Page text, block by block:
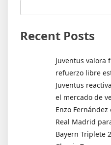
Recent Posts
Juventus valora
refuerzo libre
Juventus
el mercado de
Enzo
Real Madrid
Bayern Triplete